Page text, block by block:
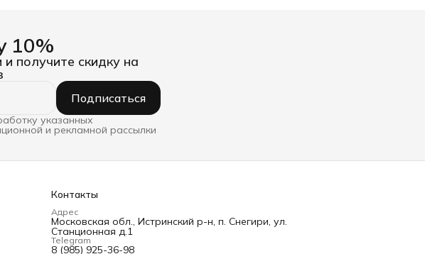
10%
получите скидку на
Подписаться
указанных
и рекламной рассылки
Контакты
Адрес
Московская обл., Истринский р-н, п. Снегири, ул.
Станционная д.1
Telegram
8 (985) 925-36-98